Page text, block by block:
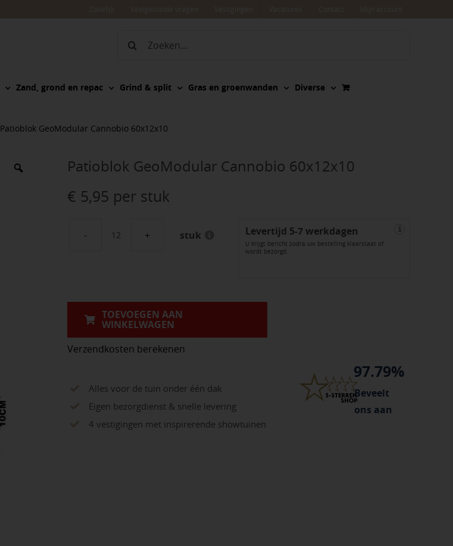
Zoeken
Zand, grond en repac Grind & split Gras en groenwanden Diverse
Patioblok GeoModular Cannobio 60x12x10
Patioblok GeoModular Cannobio 60x12x10
€ 5,95 per stuk
Patioblok
aantal
stuk Levertijd 5-7 werkdagen
U krijgt bericht zodra uw bestelling klaarstaat of
wordt bezorgd.
i
TOEVOEGEN AAN
WINKELWAGEN
Verzendkosten berekenen
Alles voor de tuin onder één dak
Eigen bezorgdienst & snelle levering
4 vestigingen met inspirerende showtuinen
97.79%
Beveelt
ons aan